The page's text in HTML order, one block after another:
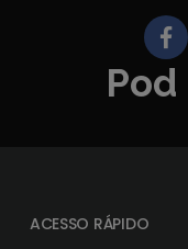
Pod
ACESSO RÁPIDO